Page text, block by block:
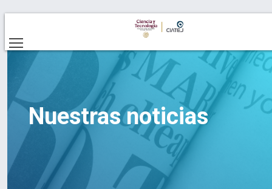
Nuestras noticias